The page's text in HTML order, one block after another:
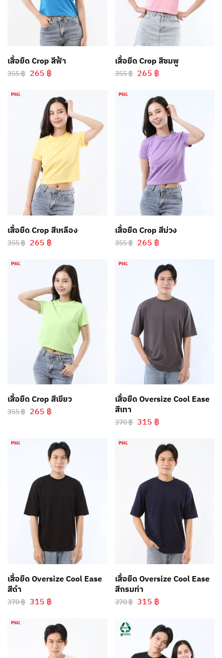
เสื้อยืด Crop สีฟ้า
355฿ 265 ฿
เสื้อยืด Crop สีชมพู
355฿ 265 ฿
เสื้อยืด Crop สีเหลือง
355฿ 265 ฿
เสื้อยืด Crop สีม่วง
355฿ 265 ฿
เสื้อยืด Crop สีเขียว
355฿ 265 ฿
เสื้อยืด Oversize Cool Ease
สีเทา
370฿ 315 ฿
เสื้อยืด Oversize Cool Ease
สีดำ
370฿ 315 ฿
เสื้อยืด Oversize Cool Ease
สีกรมท่า
370฿ 315 ฿